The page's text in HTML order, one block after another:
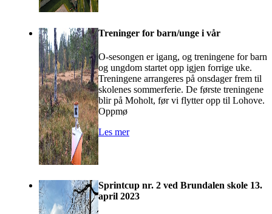
Treninger for barn/unge i vår
O-sesongen er igang, og treningene for barn
og ungdom startet opp igjen forrige uke.
Treningene arrangeres på onsdager frem til
skolenes sommerferie. De første treningene
blir på Moholt, før vi flytter opp til Lohove.
Oppmø
Les mer
Sprintcup nr. 2 ved Brundalen skole 13.
april 2023